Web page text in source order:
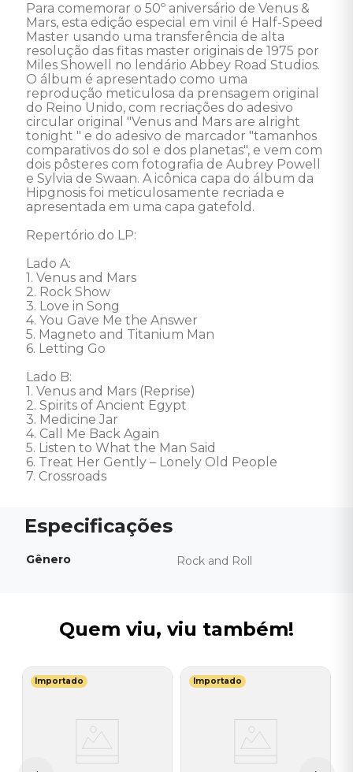
Para comemorar o 50º aniversário de Venus &
Mars, esta edição especial em vinil é Half-Speed
Master usando uma transferência de alta
resolução das fitas master originais de 1975 por
Miles Showell no lendário Abbey Road Studios.
O álbum é apresentado como uma
reprodução meticulosa da prensagem original
do Reino Unido, com recriações do adesivo
circular original "Venus and Mars are alright
tonight " e do adesivo de marcador "tamanhos
comparativos do sol e dos planetas", e vem com
dois pôsteres com fotografia de Aubrey Powell
e Sylvia de Swaan. A icônica capa do álbum da
Hipgnosis foi meticulosamente recriada e
apresentada em uma capa gatefold.
Repertório do LP:
Lado A:
1. Venus and Mars
2. Rock Show
3. Love in Song
4. You Gave Me the Answer
5. Magneto and Titanium Man
6. Letting Go
Lado B:
1. Venus and Mars (Reprise)
2. Spirits of Ancient Egypt
3. Medicine Jar
4. Call Me Back Again
5. Listen to What the Man Said
6. Treat Her Gently – Lonely Old People
7. Crossroads
Gênero Rock and Roll
Quem viu, viu também!
Importado Importado